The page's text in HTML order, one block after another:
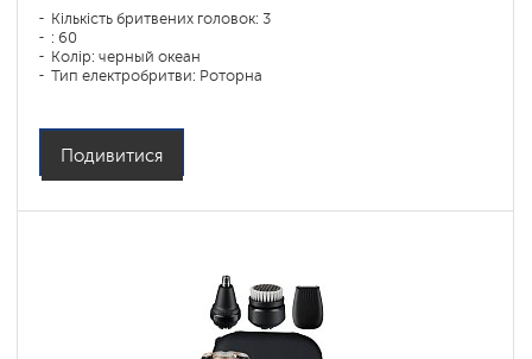
Кількість бритвених головок: 3
: 60
Колір: черный океан
Тип електробритви: Роторна
Час зарядки акумулятора: 1
Подивитися